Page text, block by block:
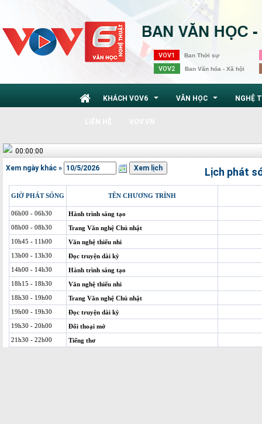
VOV1 Ban Thời sự
VOV2 Ban Văn hóa - Xã hội
KHÁCH VOV6 VĂN HỌC NGHỆ
00:00:00
Xem ngày khác » Lịch phát
GIỜ PHÁT SÓNG TÊN CHƯƠNG TRÌNH
06h00 - 06h30
Hành trình sáng tạo
08h00 - 08h30
Trang Văn nghệ Chủ nhật
10h45 - 11h00
Văn nghệ thiếu nhi
13h00 - 13h30
Đọc truyện dài kỳ
14h00 - 14h30
Hành trình sáng tạo
18h15 - 18h30
Văn nghệ thiếu nhi
18h30 - 19h00
Trang Văn nghệ Chủ nhật
19h00 - 19h30
Đọc truyện dài kỳ
19h30 - 20h00
Đối thoại mở
21h30 - 22h00
Tiếng thơ